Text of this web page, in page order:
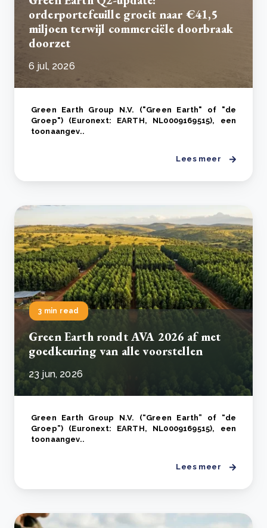
orderportefeuille groeit naar €41,5
miljoen terwijl commerciële doorbraak
doorzet
6 jul, 2026
Green Earth Group N.V. ("Green Earth" of "de
Groep") (Euronext: EARTH, NL0009169515), een
toonaangev..
Lees meer
3 min read
Green Earth rondt AVA 2026 af met
goedkeuring van alle voorstellen
23 jun, 2026
Green Earth Group N.V. (“Green Earth” of “de
Groep”) (Euronext: EARTH, NL0009169515), een
toonaangev..
Lees meer